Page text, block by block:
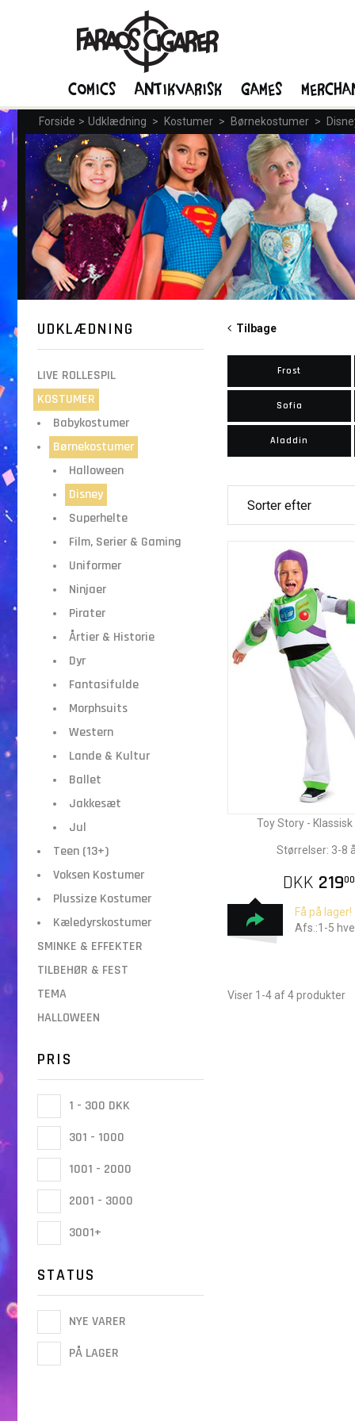
Forside > Udklædning > Kostumer > Børnekostumer >
UDKLÆDNING
LIVE ROLLESPIL
KOSTUMER
Babykostumer
Børnekostumer
Halloween
Disney
Superhelte
Film, Serier & Gaming
Uniformer
Ninjaer
Pirater
Årtier & Historie
Dyr
Fantasifulde
Morphsuits
Western
Lande & Kultur
Ballet
Jakkesæt
Jul
Teen (13+)
Voksen Kostumer
Plussize Kostumer
Kæledyrskostumer
SMINKE & EFFEKTER
TILBEHØR & FEST
TEMA
HALLOWEEN
PRIS
1 - 300 DKK
301 - 1000
1001 - 2000
2001 - 3000
3001+
STATUS
NYE VARER
PÅ LAGER
Tilbage
Frost
Sofia
Aladdin
Toy Story -
Størrelser: 3-8
DKK 21900
Få på lager!
Afs.:1-5
Viser 1-4 af 4 produkter
Comics Antikvarisk Games